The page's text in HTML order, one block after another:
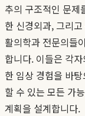
추의 구조적인 문제
한 신경외과, 그리
활의학과 전문의들
합니다. 이들은 각
한 임상 경험을 바
할 수 있는 모든 가
계획을 설계합니다.